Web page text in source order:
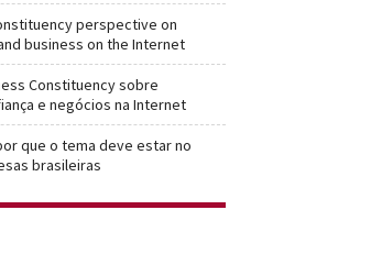
perspective on
business on the Internet
Constituency sobre
e negócios na Internet
que o tema deve estar no
brasileiras